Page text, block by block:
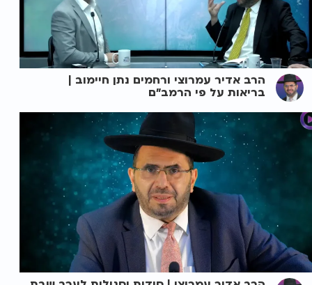
הרב אדיר עמרוצי ורחמים נתן חיימוב |
בריאות על פי הרמב"ם